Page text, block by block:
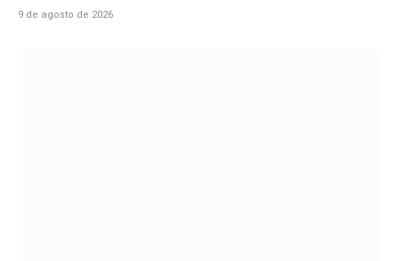
9 de agosto de 2026